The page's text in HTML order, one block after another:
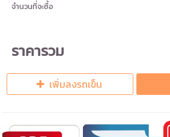
จำนวนที่จะซื้อ
ราคารวม
เพิ่มลงรถเข็น